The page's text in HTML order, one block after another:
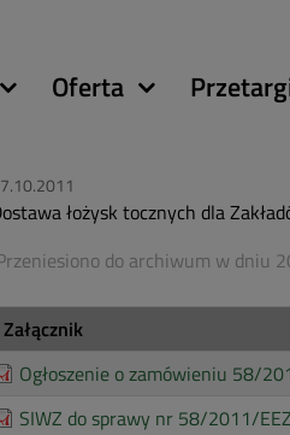
Oferta
łożysk tocznych dla
do archiwum w dniu
Załącznik
Ogłoszenie o zamówieniu 58/
SIWZ do sprawy nr 58/2011/